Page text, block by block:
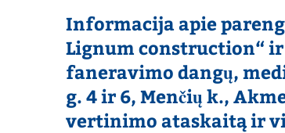
Informacija apie
Lignum construction“ ir
faneravimo dangų,
g. 4 ir 6, Menčių k.,
vertinimo ataskaitą ir